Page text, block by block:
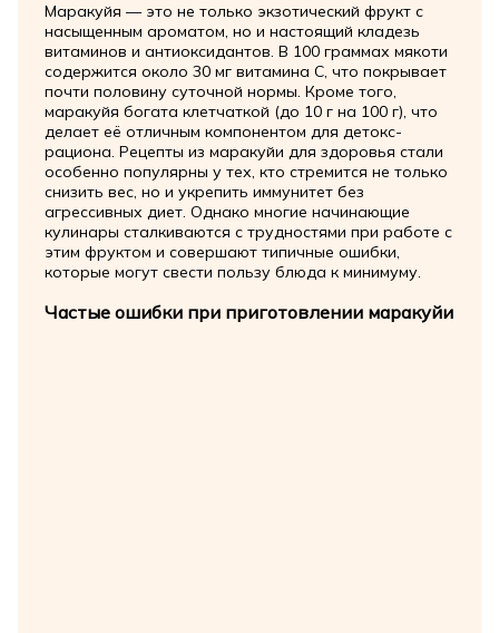
Маракуйя — это не только экзотический фрукт с
насыщенным ароматом, но и настоящий кладезь
витаминов и антиоксидантов. В 100 граммах мякоти
содержится около 30 мг витамина С, что покрывает
почти половину суточной нормы. Кроме того,
маракуйя богата клетчаткой (до 10 г на 100 г), что
делает её отличным компонентом для детокс-
рациона. Рецепты из маракуйи для здоровья стали
особенно популярны у тех, кто стремится не только
снизить вес, но и укрепить иммунитет без
агрессивных диет. Однако многие начинающие
кулинары сталкиваются с трудностями при работе с
этим фруктом и совершают типичные ошибки,
которые могут свести пользу блюда к минимуму.
Частые ошибки при приготовлении маракуйи